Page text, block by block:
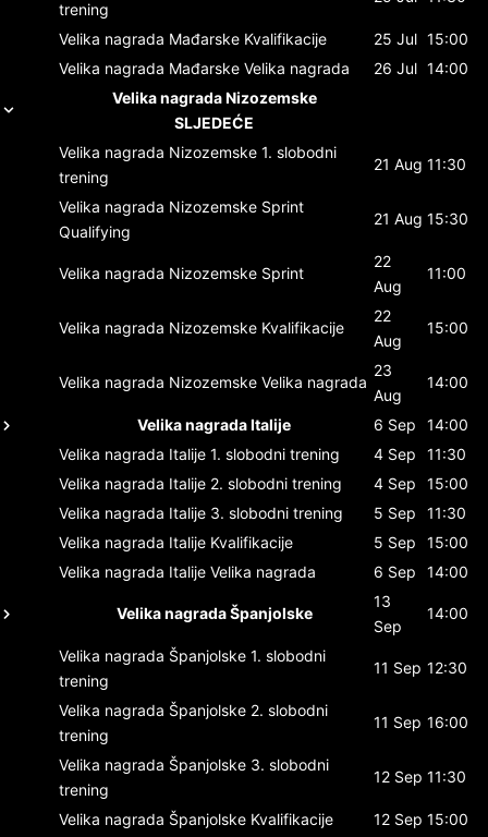
trening
Velika nagrada Mađarske Kvalifikacije 25 Jul 15:00
Velika nagrada Mađarske Velika nagrada 26 Jul 14:00
Velika nagrada Nizozemske
SLJEDEĆE
Velika nagrada Nizozemske 1. slobodni
trening
21 Aug 11:30
Velika nagrada Nizozemske Sprint
Qualifying
21 Aug 15:30
Velika nagrada Nizozemske Sprint
22
Aug
11:00
Velika nagrada Nizozemske Kvalifikacije
22
Aug
15:00
Velika nagrada Nizozemske Velika nagrada
23
Aug
14:00
Velika nagrada Italije 6 Sep
14:00
Velika nagrada Italije 1. slobodni trening 4 Sep
11:30
Velika nagrada Italije 2. slobodni trening 4 Sep
15:00
Velika nagrada Italije 3. slobodni trening 5 Sep
11:30
Velika nagrada Italije Kvalifikacije 5 Sep
15:00
Velika nagrada Italije Velika nagrada 6 Sep 14:00
Velika nagrada Španjolske
13
Sep
14:00
Velika nagrada Španjolske 1. slobodni
trening
11 Sep 12:30
Velika nagrada Španjolske 2. slobodni
trening
11 Sep 16:00
Velika nagrada Španjolske 3. slobodni
trening
12 Sep 11:30
Velika nagrada Španjolske Kvalifikacije 12 Sep 15:00